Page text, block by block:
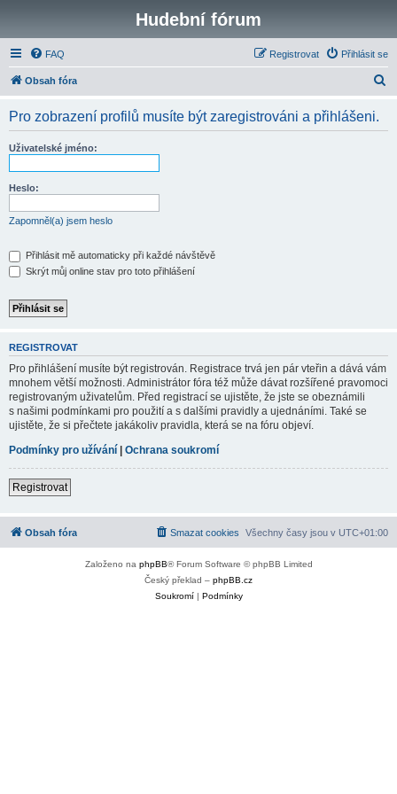
Hudební fórum
FAQ Přihlásit se
Registrovat
Obsah fóra
Pro zobrazení profilů musíte být zaregistrováni a přihlášeni.
Uživatelské jméno:
Heslo:
Zapomněl(a) jsem heslo
Přihlásit mě automaticky při každé návštěvě
Skrýt můj online stav pro toto přihlášení
REGISTROVAT
Pro přihlášení musíte být registrován. Registrace trvá jen pár vteřin a dává vám
mnohem větší možnosti. Administrátor fóra též může dávat rozšířené pravomoci
registrovaným uživatelům. Před registrací se ujistěte, že jste se obeznámili
s našimi podmínkami pro použití a s dalšími pravidly a ujednáními. Také se
ujistěte, že si přečtete jakákoliv pravidla, která se na fóru objeví.
Podmínky pro užívání | Ochrana soukromí
Registrovat
Obsah fóra Všechny časy jsou v UTC+01:00
Smazat cookies
Založeno na phpBB® Forum Software © phpBB Limited
Český překlad – phpBB.cz
Soukromí| Podmínky